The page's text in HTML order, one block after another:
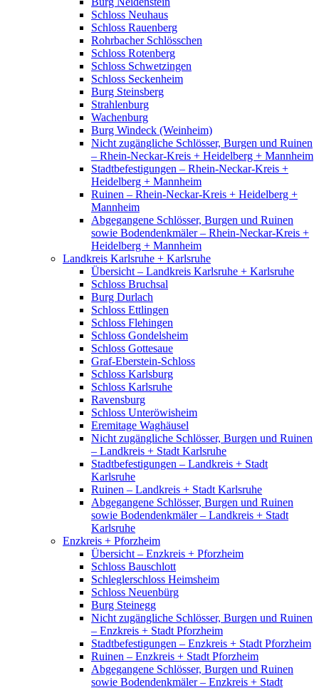
Schloss Neuhaus
Schloss Rauenberg
Rohrbacher Schlösschen
Schloss Rotenberg
Schloss Schwetzingen
Schloss Seckenheim
Burg Steinsberg
Strahlenburg
Wachenburg
Burg Windeck (Weinheim)
Nicht zugängliche Schlösser, Burgen und Ruinen
– Rhein-Neckar-Kreis + Heidelberg + Mannheim
Stadtbefestigungen – Rhein-Neckar-Kreis +
Heidelberg + Mannheim
Ruinen – Rhein-Neckar-Kreis + Heidelberg +
Mannheim
Abgegangene Schlösser, Burgen und Ruinen
sowie Bodendenkmäler – Rhein-Neckar-Kreis +
Heidelberg + Mannheim
Landkreis Karlsruhe + Karlsruhe
Übersicht – Landkreis Karlsruhe + Karlsruhe
Schloss Bruchsal
Burg Durlach
Schloss Ettlingen
Schloss Flehingen
Schloss Gondelsheim
Schloss Gottesaue
Graf-Eberstein-Schloss
Schloss Karlsburg
Schloss Karlsruhe
Ravensburg
Schloss Unteröwisheim
Eremitage Waghäusel
Nicht zugängliche Schlösser, Burgen und Ruinen
– Landkreis + Stadt Karlsruhe
Stadtbefestigungen – Landkreis + Stadt
Karlsruhe
Ruinen – Landkreis + Stadt Karlsruhe
Abgegangene Schlösser, Burgen und Ruinen
sowie Bodendenkmäler – Landkreis + Stadt
Karlsruhe
Enzkreis + Pforzheim
Übersicht – Enzkreis + Pforzheim
Schloss Bauschlott
Schleglerschloss Heimsheim
Schloss Neuenbürg
Burg Steinegg
Nicht zugängliche Schlösser, Burgen und Ruinen
– Enzkreis + Stadt Pforzheim
Stadtbefestigungen – Enzkreis + Stadt Pforzheim
Ruinen – Enzkreis + Stadt Pforzheim
Abgegangene Schlösser, Burgen und Ruinen
sowie Bodendenkmäler – Enzkreis + Stadt